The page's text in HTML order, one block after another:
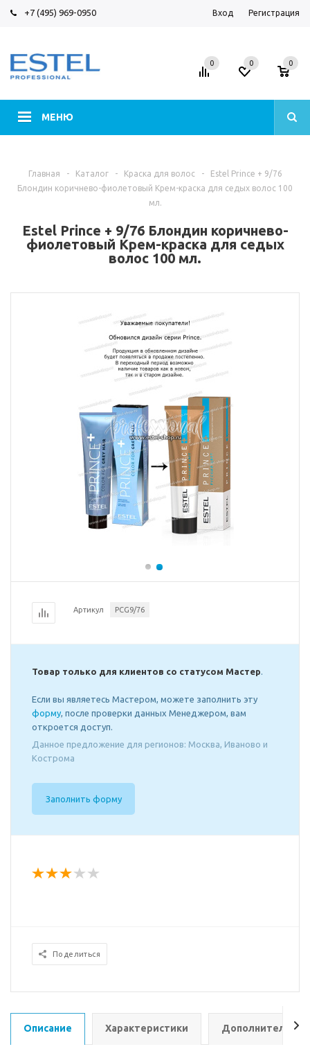
+7 (495) 969-0950 Вход Регистрация
МЕНЮ
0 0 0
Главная - Каталог - Краска для волос -
Estel Prince + 9/76
Блондин коричнево-фиолетовый Крем-краска для седых волос 100
мл.
Estel Prince + 9/76 Блондин коричнево-
фиолетовый Крем-краска для седых
волос 100 мл.
Артикул PCG9/76
Товар только для клиентов со статусом Мастер.
Если вы являетесь Мастером, можете заполнить эту
форму, после проверки данных Менеджером, вам
откроется доступ.
Данное предложение для регионов: Москва, Иваново и
Кострома
Заполнить форму
Поделиться
Описание Характеристики Дополнительно